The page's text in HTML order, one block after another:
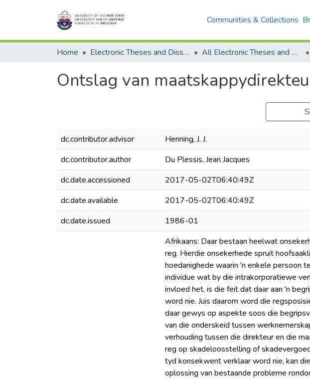
Communities & Collections
Home Electronic Theses and Dissertations All Electronic Theses and Dissertations
Ontslag van
dc.contributor.advisor
Henning, J. J.
dc.contributor.author
Du Plessis, Jean Jacques
dc.date.accessioned
2017-05-02T06:40:49Z
dc.date.available
2017-05-02T06:40:49Z
dc.date.issued
1986-01
Afrikaans: Daar bestaan heelwat
reg. Hierdie onsekerhede spruit
hoedanighede waarin 'n enkele persoon
individue wat by die intrakorporatiewe
invloed het, is die feit dat daar aan 'n
word nie. Juis daarom word die
daar gewys op aspekte soos die
van die onderskeid tussen
verhouding tussen die direkteur en die
reg op skadeloosstelling of
tyd konsekwent verklaar word nie, kan
oplossing van bestaande probleme